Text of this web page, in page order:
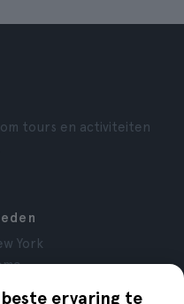
ervaring te
tours en activiteiten
York